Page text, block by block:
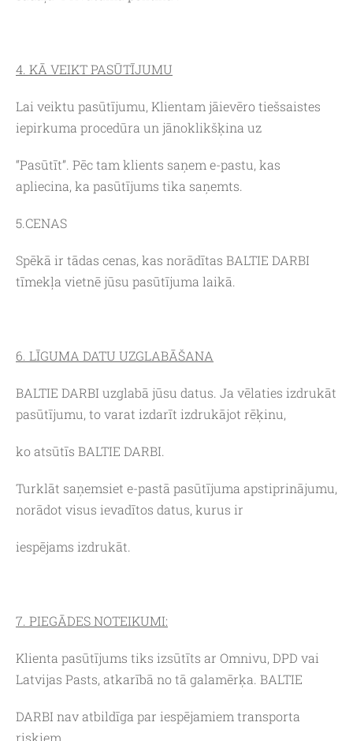
4. KĀ VEIKT PASŪTĪJUMU
Lai veiktu pasūtījumu, Klientam jāievēro tiešsaistes
iepirkuma procedūra un jānoklikšķina uz
“Pasūtīt”. Pēc tam klients saņem e-pastu, kas
apliecina, ka pasūtījums tika saņemts.
5.CENAS
Spēkā ir tādas cenas, kas norādītas BALTIE DARBI
tīmekļa vietnē jūsu pasūtījuma laikā.
6. LĪGUMA DATU UZGLABĀŠANA
BALTIE DARBI uzglabā jūsu datus. Ja vēlaties izdrukāt
pasūtījumu, to varat izdarīt izdrukājot rēķinu,
ko atsūtīs BALTIE DARBI.
Turklāt saņemsiet e-pastā pasūtījuma apstiprinājumu,
norādot visus ievadītos datus, kurus ir
iespējams izdrukāt.
7. PIEGĀDES NOTEIKUMI:
Klienta pasūtījums tiks izsūtīts ar Omnivu, DPD vai
Latvijas Pasts, atkarībā no tā galamērķa. BALTIE
DARBI nav atbildīga par iespējamiem transporta
riskiem.